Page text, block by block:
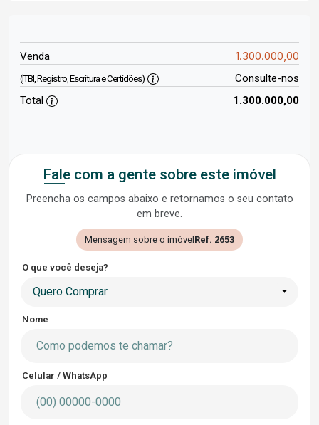
Venda 1.300.000,00
(ITBI, Registro, Escritura e Certidões)
Consulte-nos
Total
1.300.000,00
Fale com a gente sobre este imóvel
Preencha os campos abaixo e retornamos o seu contato
em breve.
Mensagem sobre o imóvelRef. 2653
O que você deseja?
Quero Comprar
Nome
Celular / WhatsApp